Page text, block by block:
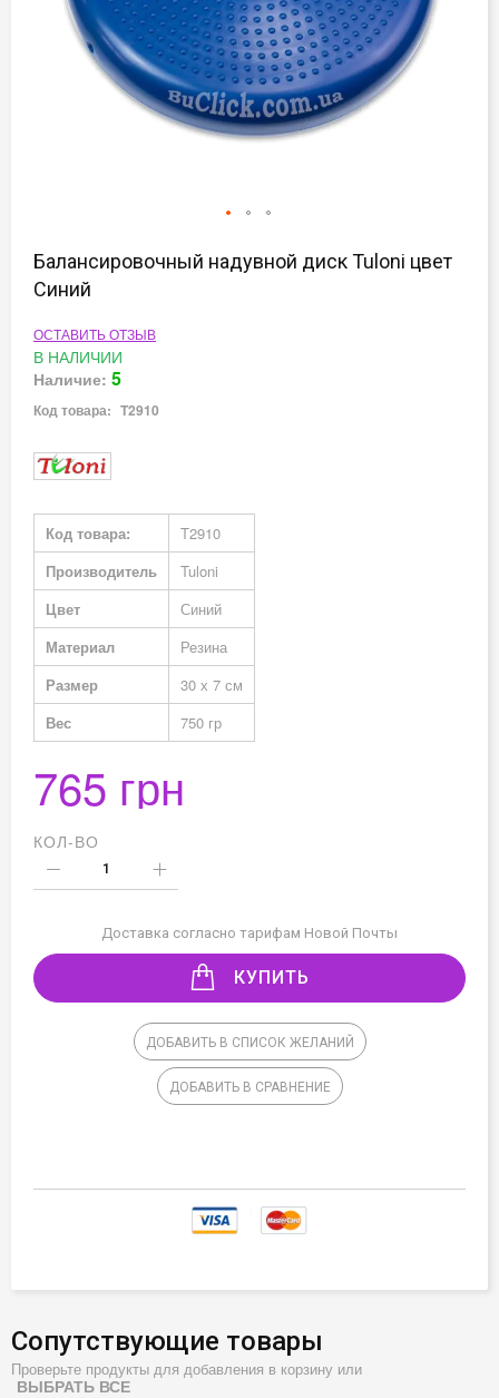
галереи
Балансировочный надувной диск Tuloni цвет
Синий
ОСТАВИТЬ ОТЗЫВ
В НАЛИЧИИ
Наличие: 5
Код товара: T2910
Подробная
информация
Код товара:
T2910
Производитель
Tuloni
Цвет
Синий
Материал
Резина
Размер
30 х 7 см
Вес
750 гр
765 грн
КОЛ-ВО
Доставка согласно тарифам Новой Почты
КУПИТЬ
ДОБАВИТЬ В СПИСОК ЖЕЛАНИЙ
ДОБАВИТЬ В СРАВНЕНИЕ
Сопутствующие товары
Проверьте продукты для добавления в корзину или
ВЫБРАТЬ ВСЕ